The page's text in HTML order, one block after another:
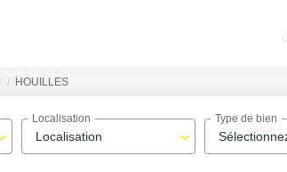
HOUILLES
Localisation
Localisation Type de bien